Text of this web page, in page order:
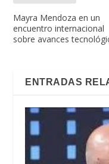
Mayra Mendoza en un
encuentro internacional
sobre avances
ENTRADAS